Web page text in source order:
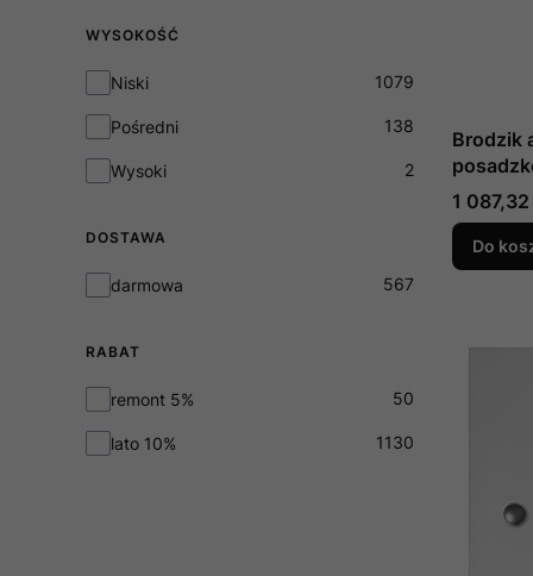
WYSOKOŚĆ
Wysokość
Niski 1079
Pośredni 138
Wysoki 2
DOSTAWA
Dostawa
darmowa 567
RABAT
Rabat
remont 5% 50
lato 10% 1130
Brodzik
GOLIAT
3 cm
Polimat
Cena
1 087,32
Do